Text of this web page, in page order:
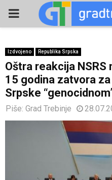
PRIMARY
Izdvojeno Republika Srpska
Oštra reakcija NSRS
15 godina zatvora
Srpske
Piše: Grad Trebinje